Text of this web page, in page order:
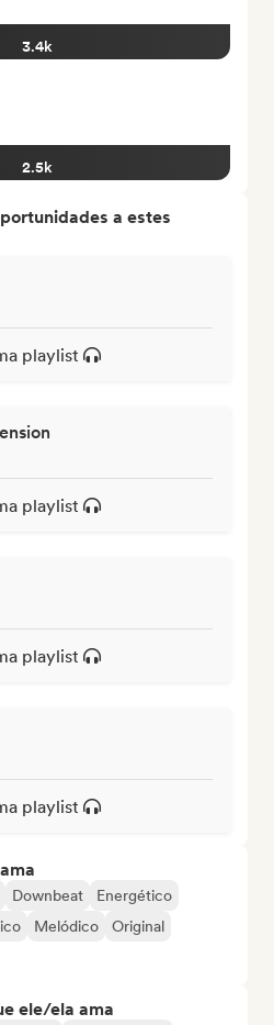
3.4k
2.5k
a estes
playlist
playlist
playlist
playlist
Downbeat
Energético
Melódico
Original
ele/ela ama